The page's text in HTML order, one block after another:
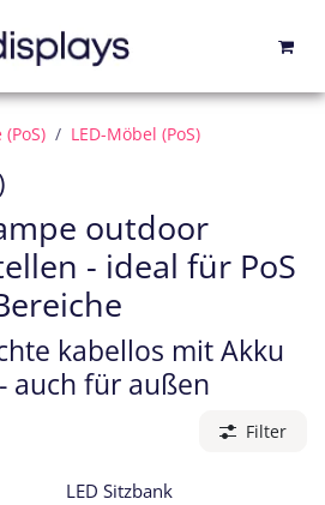
LED-Möbel (PoS)
outdoor
- ideal für PoS
kabellos mit Akku
auch für außen
Filter
LED Sitzbank